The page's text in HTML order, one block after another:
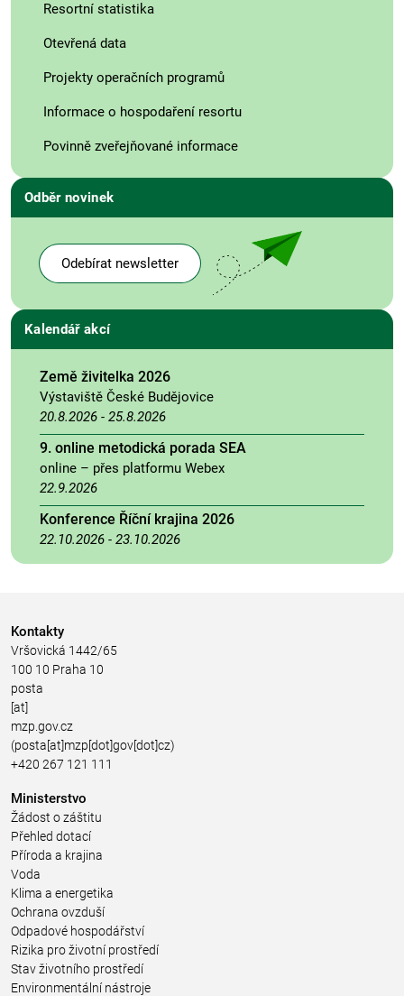
Resortní statistika
Otevřená data
Projekty operačních programů
Informace o hospodaření resortu
Povinně zveřejňované informace
Odběr novinek
Odebírat newsletter
Kalendář akcí
Země živitelka 2026
Výstaviště České Budějovice
20.8.2026 - 25.8.2026
9. online metodická porada SEA
online – přes platformu Webex
22.9.2026
Konference Říční krajina 2026
22.10.2026 - 23.10.2026
Kontakty
Vršovická 1442/65
100 10 Praha 10
posta
[at]
mzp.gov.cz
(posta[at]mzp[dot]gov[dot]cz)
+420 267 121 111
Ministerstvo
Žádost o záštitu
Přehled dotací
Příroda a krajina
Voda
Klima a energetika
Ochrana ovzduší
Odpadové hospodářství
Rizika pro životní prostředí
Stav životního prostředí
Environmentální nástroje